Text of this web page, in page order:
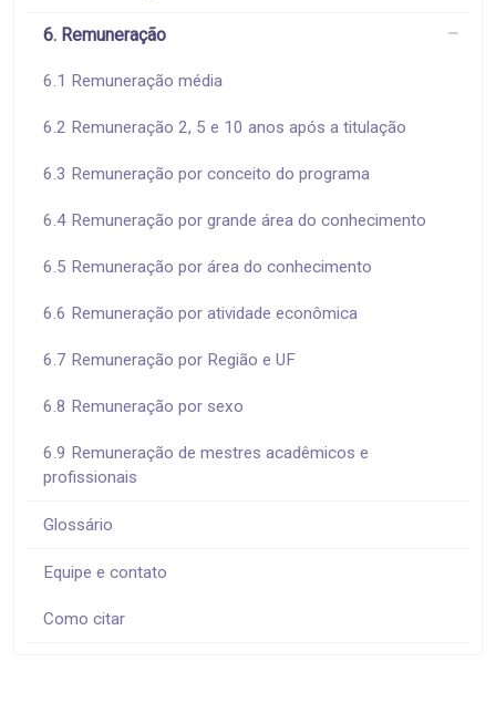
6. Remuneração
6.1 Remuneração média
6.2 Remuneração 2, 5 e 10 anos após a titulação
6.3 Remuneração por conceito do programa
6.4 Remuneração por grande área do conhecimento
6.5 Remuneração por área do conhecimento
6.6 Remuneração por atividade econômica
6.7 Remuneração por Região e UF
6.8 Remuneração por sexo
6.9 Remuneração de mestres acadêmicos e
profissionais
Glossário
Equipe e contato
Como citar